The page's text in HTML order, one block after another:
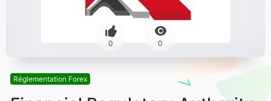
0 0
Réglementation Forex